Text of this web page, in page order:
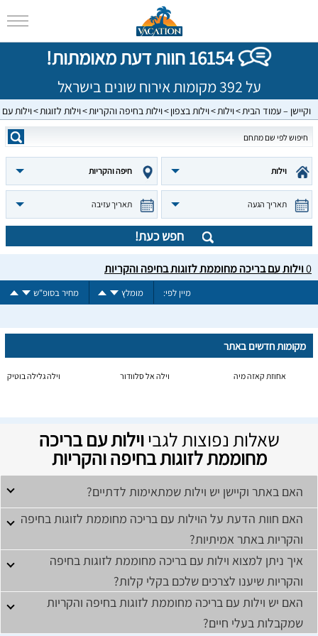
16154 חוות דעת מאומתות!
על 392 מקומות אירוח שונים בישראל
וקיישן – עמוד הבית וילות וילות בצפון וילות בחיפה והקריות וילות לזוגות וילות
וילות חיפה והקריות
תאריך הגעה תאריך עזיבה
חפש כעת!
0וילות עם בריכה מחוממת לזוגות בחיפה והקריות
מיין לפי: מומלץ מחיר בסופ"ש
מקומות חדשים באתר
אחוזת קאזה מיה וילה אל סלוודור וילה גלילה בוטיק
שאלות נפוצות לגביוילות עם בריכה
מחוממת לזוגות בחיפה והקריות
האם באתר וקיישן יש וילות שמתאימות לדתיים?
האם חוות הדעת על הוילות עם בריכה מחוממת לזוגות בחיפה
והקריות באתר אמיתיות?
איך ניתן למצוא וילות עם בריכה מחוממת לזוגות בחיפה
והקריות שיענו לצרכים שלכם בקלי קלות?
האם יש וילות עם בריכה מחוממת לזוגות בחיפה והקריות
שמקבלות בעלי חיים?